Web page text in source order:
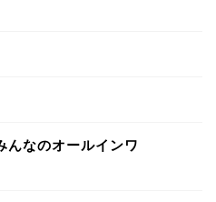
なのオールインワ